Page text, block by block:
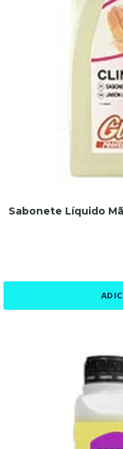
Sabonete Líquido